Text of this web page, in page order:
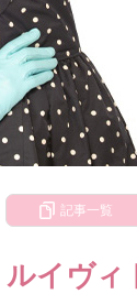
記事一覧
ルイヴ